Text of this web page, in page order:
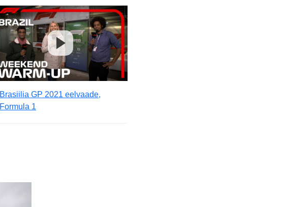
Brasiilia GP 2021 eelvaade,
Formula 1